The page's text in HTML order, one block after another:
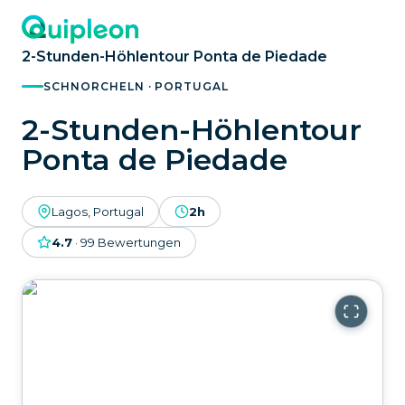
2-Stunden-Höhlentour Ponta de Piedade
SCHNORCHELN · PORTUGAL
2-Stunden-Höhlentour
Ponta de Piedade
Lagos, Portugal 2h
4.7 · 99 Bewertungen